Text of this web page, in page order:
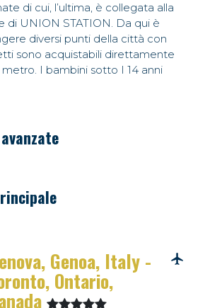
di cui, l’ultima, è collegata alla
di UNION STATION. Da qui è
diversi punti della città con
sono acquistabili direttamente
metro. I bambini sotto I 14 anni
Genoa, Italy -
Ontario,